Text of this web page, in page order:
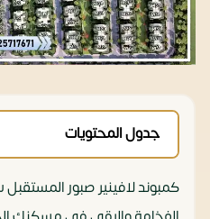
جدول المحتويات
كمبوند لافينير صبور